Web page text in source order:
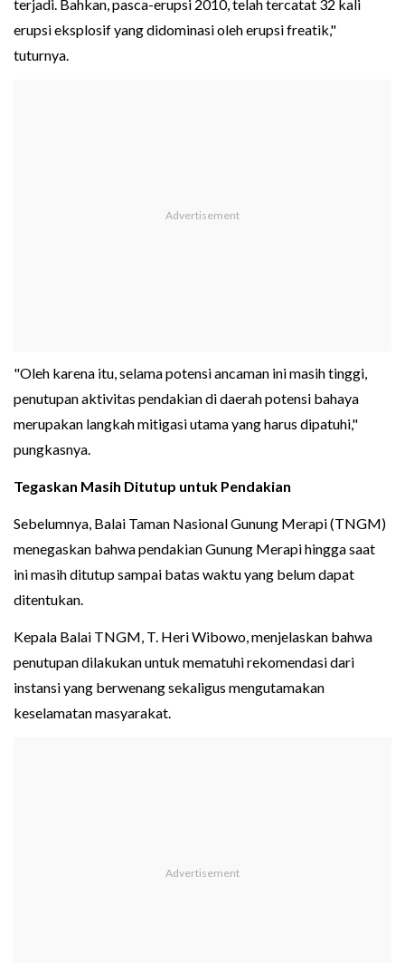
terjadi. Bahkan, pasca-erupsi 2010, telah tercatat 32 kali
erupsi eksplosif yang didominasi oleh erupsi freatik,"
tuturnya.
"Oleh karena itu, selama potensi ancaman ini masih tinggi,
penutupan aktivitas pendakian di daerah potensi bahaya
merupakan langkah mitigasi utama yang harus dipatuhi,"
pungkasnya.
Tegaskan Masih Ditutup untuk Pendakian
Sebelumnya, Balai Taman Nasional Gunung Merapi (TNGM)
menegaskan bahwa pendakian Gunung Merapi hingga saat
ini masih ditutup sampai batas waktu yang belum dapat
ditentukan.
Kepala Balai TNGM, T. Heri Wibowo, menjelaskan bahwa
penutupan dilakukan untuk mematuhi rekomendasi dari
instansi yang berwenang sekaligus mengutamakan
keselamatan masyarakat.